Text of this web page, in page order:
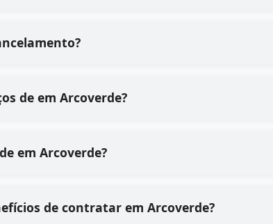
Qual a qualidade dos serviços de em Arcoverde?
Como funciona o processo de em Arcoverde?
Quais são os principais benefícios de contratar em Arcoverde?